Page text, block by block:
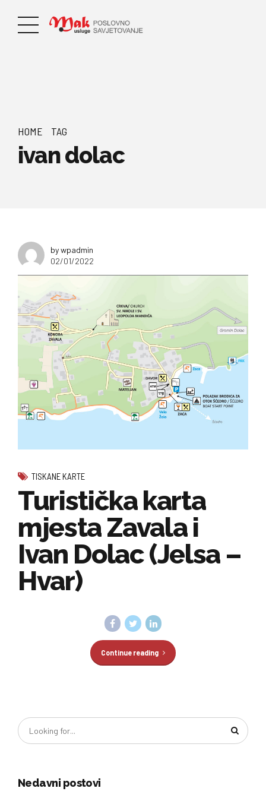
HOME TAG
ivan dolac
by wpadmin
02/01/2022
TISKANE KARTE
Turistička karta
mjesta Zavala i
Ivan Dolac (Jelsa –
Hvar)
Continue reading
Nedavni postovi